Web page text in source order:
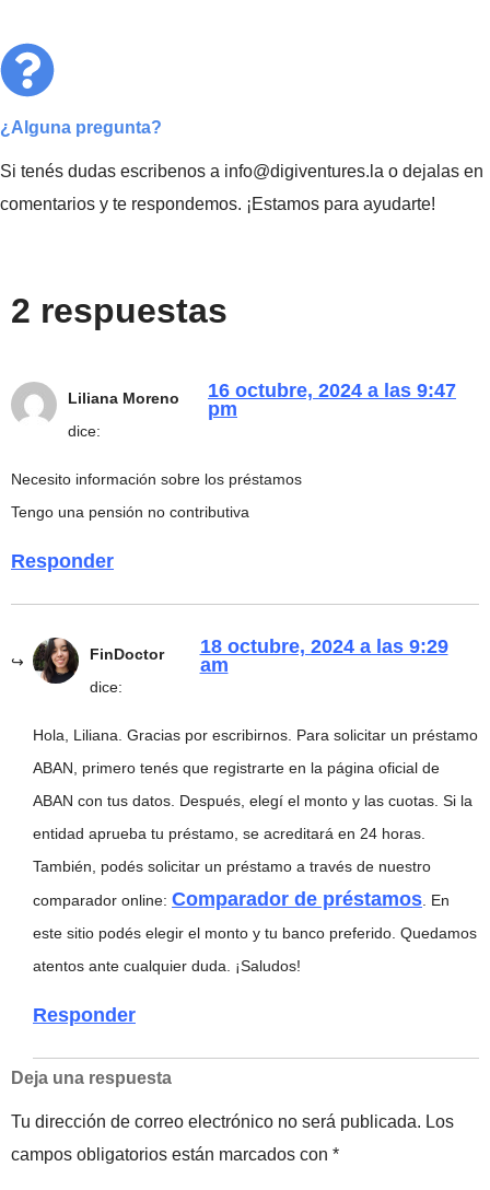
¿Alguna pregunta?
Si tenés dudas escribenos a info@digiventures.la o dejalas en
comentarios y te respondemos. ¡Estamos para ayudarte!
2 respuestas
Liliana Moreno
dice:
16 octubre, 2024 a las 9:47
pm
Necesito información sobre los préstamos
Tengo una pensión no contributiva
Responder
FinDoctor
dice:
18 octubre, 2024 a las 9:29
am
Hola, Liliana. Gracias por escribirnos. Para solicitar un préstamo
ABAN, primero tenés que registrarte en la página oficial de
ABAN con tus datos. Después, elegí el monto y las cuotas. Si la
entidad aprueba tu préstamo, se acreditará en 24 horas.
También, podés solicitar un préstamo a través de nuestro
comparador online: Comparador de préstamos. En
este sitio podés elegir el monto y tu banco preferido. Quedamos
atentos ante cualquier duda. ¡Saludos!
Responder
Deja una respuesta
Tu dirección de correo electrónico no será publicada. Los
campos obligatorios están marcados con *